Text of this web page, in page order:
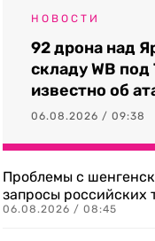
НОВОСТИ
92 дрона над
складу WB
известно об
06.08.2026 / 09:38
Проблемы с
запросы российских
06.08.2026 / 08:45